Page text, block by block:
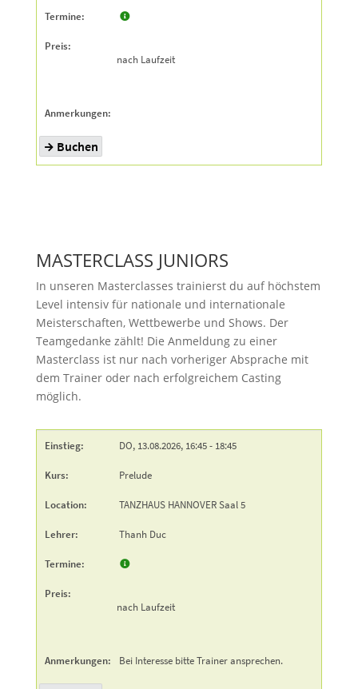
MASTERCLASS JUNIORS
In unseren Masterclasses trainierst du auf höchstem
Level intensiv für nationale und internationale
Meisterschaften, Wettbewerbe und Shows. Der
Teamgedanke zählt! Die Anmeldung zu einer
Masterclass ist nur nach vorheriger Absprache mit
dem Trainer oder nach erfolgreichem Casting
möglich.